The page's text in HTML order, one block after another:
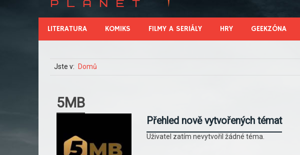
LITERATURA KOMIKS FILMY A SERIÁLY HRY GEEKZÓNA
Jste v: Domů
5MB
Přehled nově vytvořených témat
Uživatel zatím nevytvořil žádné téma.